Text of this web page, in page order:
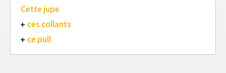
Cette jupe
ces collants
ce pull